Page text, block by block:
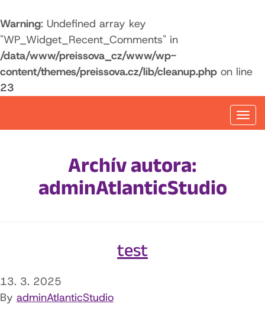
Warning: Undefined array key
"WP_Widget_Recent_Comments" in
/data/www/preissova_cz/www/wp-
content/themes/preissova.cz/lib/cleanup.php on line
23
Archív autora:
adminAtlanticStudio
test
13. 3. 2025
By adminAtlanticStudio